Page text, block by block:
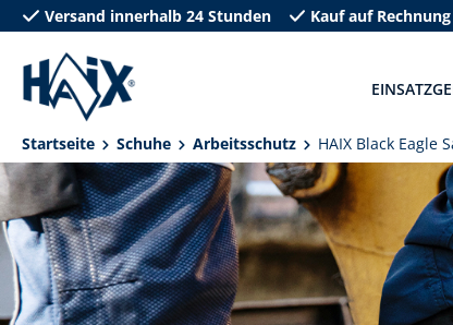
Zur Hauptnavigation springen
Versand innerhalb 24 Stunden Kauf auf Rechnung
Startseite Schuhe Arbeitsschutz
HAIX Black Eagle
Bildergalerie überspringen